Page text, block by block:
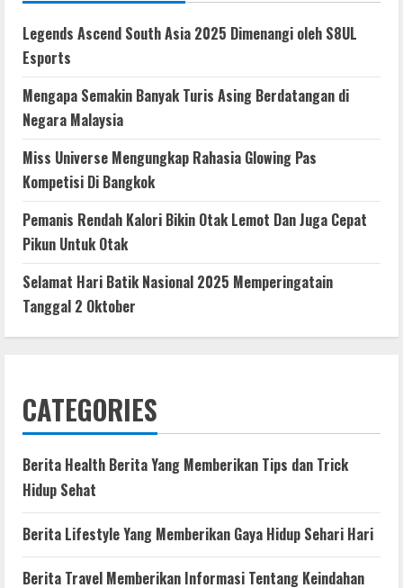
Legends Ascend South Asia 2025 Dimenangi oleh S8UL
Esports
Mengapa Semakin Banyak Turis Asing Berdatangan di
Negara Malaysia
Miss Universe Mengungkap Rahasia Glowing Pas
Kompetisi Di Bangkok
Pemanis Rendah Kalori Bikin Otak Lemot Dan Juga Cepat
Pikun Untuk Otak
Selamat Hari Batik Nasional 2025 Memperingatain
Tanggal 2 Oktober
CATEGORIES
Berita Health Berita Yang Memberikan Tips dan Trick
Hidup Sehat
Berita Lifestyle Yang Memberikan Gaya Hidup Sehari Hari
Berita Travel Memberikan Informasi Tentang Keindahan